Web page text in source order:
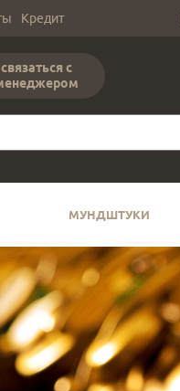
Кредит
связаться с
МУНДШТУКИ